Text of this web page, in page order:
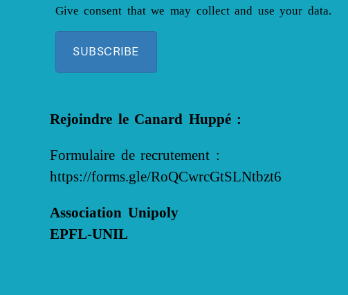
Give consent that we may collect and use your data.
SUBSCRIBE
Rejoindre le Canard Huppé :
Formulaire de recrutement :
https://forms.gle/RoQCwrcGtSLNtbzt6
Association Unipoly
EPFL-UNIL